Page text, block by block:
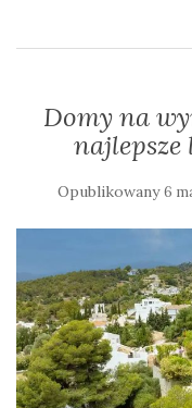
Domy na
Opublikowany6